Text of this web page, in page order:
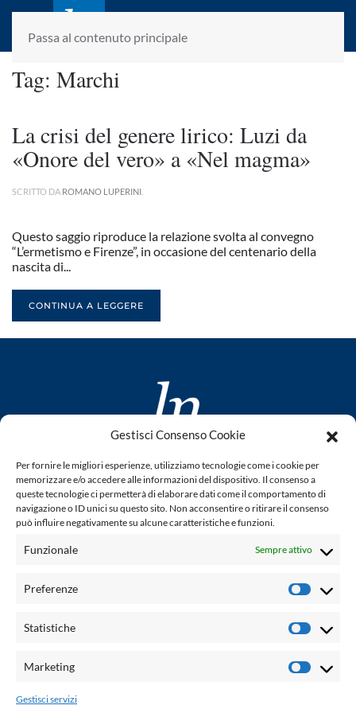
Gestisci Consenso Cookie
Per fornire le migliori esperienze, utilizziamo tecnologie come i cookie per
memorizzare e/o accedere alle informazioni del dispositivo. Il consenso a
queste tecnologie ci permetterà di elaborare dati come il comportamento di
navigazione o ID unici su questo sito. Non acconsentire o ritirare il consenso
può influire negativamente su alcune caratteristiche e funzioni.
Funzionale Sempre attivo
Preferenze
Statistiche
Marketing
Gestisci servizi
Passa al contenuto principale
laletteraturaenoi.it
fondato da Romano Luperini
Tag: Marchi
La crisi del genere lirico: Luzi da
«Onore del vero» a «Nel magma»
SCRITTO DA ROMANO LUPERINI
Questo saggio riproduce la relazione svolta al convegno
“L’ermetismo e Firenze”, in occasione del centenario della
nascita di...
CONTINUA A LEGGERE
www.laletteraturaenoi.it
fondato da Romano Luperini
Questo blog non rappresenta una testata giornalistica in
quanto viene aggiornato senza alcuna periodicità. Non può
legge n° 62 del 7.03.2001. L'autore non è responsabile per
email: